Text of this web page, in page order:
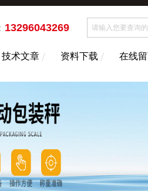
13296043269
技术文章 资料下载 在线